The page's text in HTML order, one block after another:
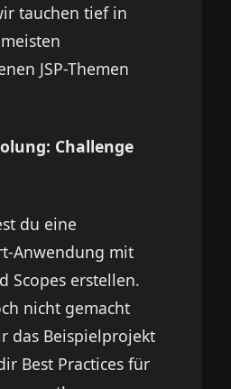
tauchen tief in
JSP-Themen
Challenge
du eine
Anwendung mit
Scopes erstellen.
nicht gemacht
das Beispielprojekt
Best Practices für